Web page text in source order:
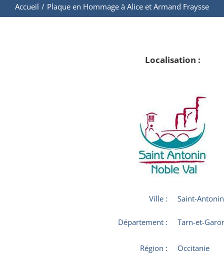
Accueil / Plaque en Hommage à Alice et Armand Fraysse
Localisation :
Ville : Saint-
Département : Tarn-et-
Région : Occitanie